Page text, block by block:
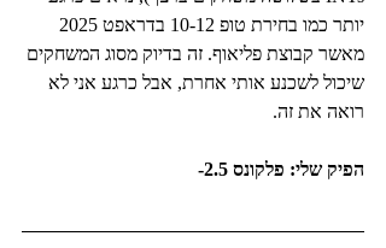
מאשר קבוצת פליאוף. זה בדיוק מסוג המשחקים
שיכול לשכנע אותי אחרת, אבל כרגע אני לא
רואה את זה.
הפיק שלי: פלקונס 2.5-